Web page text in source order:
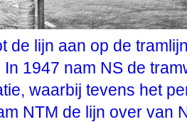
de lijn aan op de
1947 nam NS de
waarbij tevens het
NTM de lijn over van